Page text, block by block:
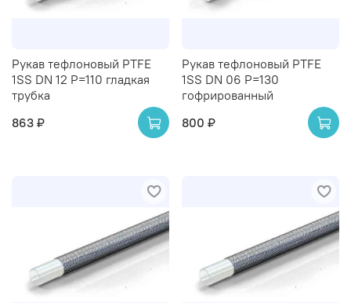
Рукав тефлоновый PTFE
1SS DN 12 P=110 гладкая
трубка
863 ₽
Рукав тефлоновый PTFE
1SS DN 06 P=130
гофрированный
800 ₽